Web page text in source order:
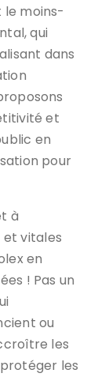
moins-
qui
dans
et
en
pour
à
et vitales
en
! Pas un
ou
les
les